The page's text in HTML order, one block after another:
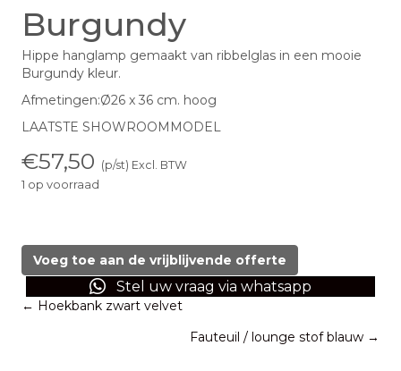
Burgundy
Hippe hanglamp gemaakt van ribbelglas in een mooie
Burgundy kleur.
Afmetingen:Ø26 x 36 cm. hoog
LAATSTE SHOWROOMMODEL
€57,50 (p/st) Excl. BTW
1 op voorraad
Burgundy
aantal
Voeg toe aan de vrijblijvende offerte
Stel uw vraag via whatsapp
Posts
← Hoekbank zwart velvet
Fauteuil / lounge stof blauw →